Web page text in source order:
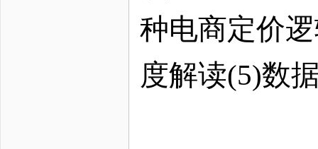
种电商定价
度解读(5)数